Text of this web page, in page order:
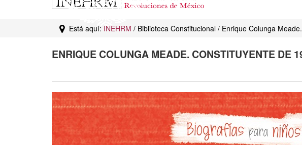
Está aquí: INEHRM / Biblioteca Constitucional / Enrique Colunga
ENRIQUE COLUNGA MEADE. CONSTITUYENTE DE